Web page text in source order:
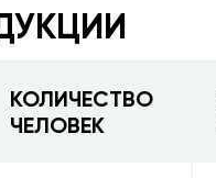
КОЛИЧЕСТВО
ЧЕЛОВЕК